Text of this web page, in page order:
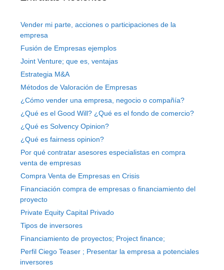
Vender mi parte, acciones o participaciones de la
empresa
Fusión de Empresas ejemplos
Joint Venture; que es, ventajas
Estrategia M&A
Métodos de Valoración de Empresas
¿Cómo vender una empresa, negocio o compañía?
¿Qué es el Good Will? ¿Qué es el fondo de comercio?
¿Qué es Solvency Opinion?
¿Qué es fairness opinion?
Por qué contratar asesores especialistas en compra
venta de empresas
Compra Venta de Empresas en Crisis
Financiación compra de empresas o financiamiento del
proyecto
Private Equity Capital Privado
Tipos de inversores
Financiamiento de proyectos; Project finance;
Perfil Ciego Teaser ; Presentar la empresa a potenciales
inversores